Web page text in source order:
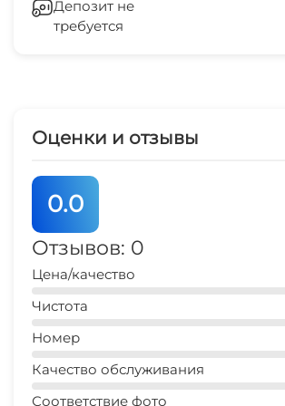
Мангал/барбекю
рынок
СВЧ
Депозит не
требуется
Оценки и отзывы
0.0
Отзывов: 0
Цена/качество
Чистота
Номер
Качество обслуживания
Соответствие фото